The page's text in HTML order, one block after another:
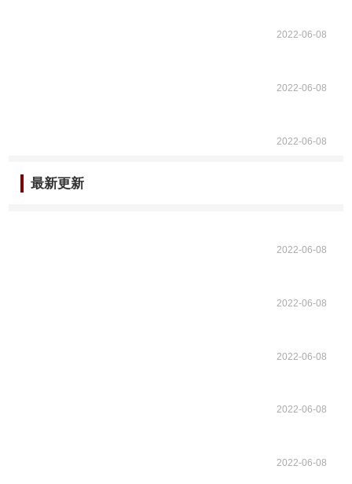
2022-06-08
2022-06-08
2022-06-08
最新更新
2022-06-08
2022-06-08
2022-06-08
2022-06-08
2022-06-08